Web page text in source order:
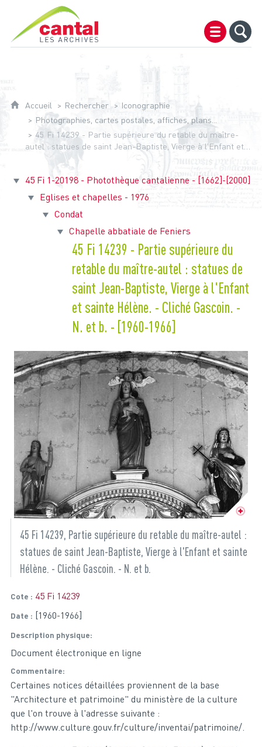
Archives du Cantal
Accueil Rechercher
Iconographie
Photographies, cartes postales, affiches, plans...
45 Fi 14239 - Partie supérieure du retable du maître-
autel : statues de saint Jean-Baptiste, Vierge à l'Enfant et
sainte Hélène. - Cliché Gascoin. - N. et b. - [1960-1966]
45 Fi 1-20198 - Photothèque cantalienne - [1662]-[2000]
Eglises et chapelles - 1976
Condat
Chapelle abbatiale de Feniers
45 Fi 14239 - Partie supérieure du
retable du maître-autel : statues de
saint Jean-Baptiste, Vierge à l'Enfant
et sainte Hélène. - Cliché Gascoin. -
N. et b. - [1960-1966]
45 Fi 14239, Partie supérieure du retable du maître-autel :
statues de saint Jean-Baptiste, Vierge à l'Enfant et sainte
Hélène. - Cliché Gascoin. - N. et b.
Cote 45 Fi 14239
Date [1960-1966]
Description physique
Document électronique en ligne
Commentaire
Certaines notices détaillées proviennent de la base
"Architecture et patrimoine" du ministère de la culture
que l'on trouve à l'adresse suivante :
http://www.culture.gouv.fr/culture/inventai/patrimoine/.